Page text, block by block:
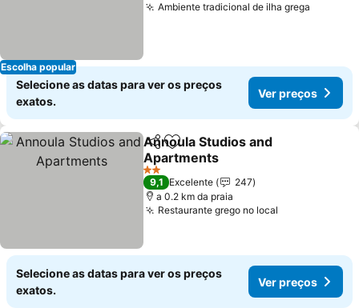
Escolha popular
Ambiente tradicional de ilha grega
Selecione as datas para ver os preços
exatos.
Ver preços
PartilharAdicionar aos favoritos
Annoula Studios and
Apartments
2 Estrelas
9,1 Excelente
247
a 0.2 km da praia
Restaurante grego no local
Selecione as datas para ver os preços
exatos.
Ver preços